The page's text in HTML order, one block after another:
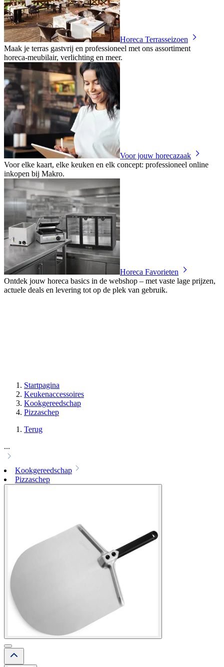
Horeca Terrasseizoen
Maak je terras gastvrij en professioneel met ons assortiment
horeca‑meubilair, verlichting en meer.
Voor jouw horecazaak
Voor elke kaart, elke keuken en elk concept: professioneel online
inkopen bij Makro.
Horeca Favorieten
Ontdek jouw horeca basics in de webshop – met vaste lage prijzen,
actuele deals en levering tot op de plek van gebruik.
Startpagina
Keukenaccessoires
Kookgereedschap
Pizzaschep
Terug
...
Kookgereedschap
Pizzaschep